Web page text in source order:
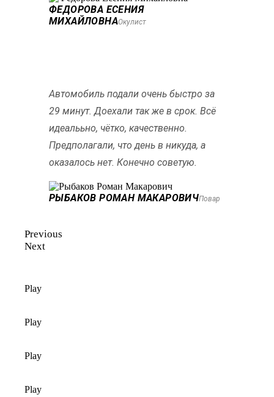
ФЕДОРОВА ЕСЕНИЯ
МИХАЙЛОВНАОкулист
Автомобиль подали очень быстро за
29 минут. Доехали так же в срок. Всё
идеалььно, чётко, качественно.
Предполагали, что день в никуда, а
оказалось нет. Конечно советую.
РЫБАКОВ РОМАН МАКАРОВИЧПовар
Previous
Next
Play
Play
Play
Play